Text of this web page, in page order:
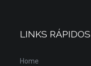
LINKS RÁPIDOS
Home